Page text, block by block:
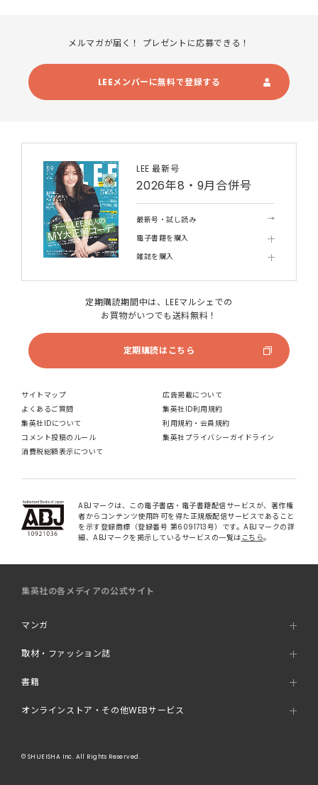
メルマガが届く！ プレゼントに応募できる！
LEEメンバーに無料で登録する
LEE 最新号
2026年8・9月合併号
最新号・試し読み
電子書籍を購入
雑誌を購入
定期購読期間中は、LEEマルシェでの
お買物がいつでも送料無料！
定期購読はこちら
サイトマップ
広告掲載について
よくあるご質問
集英社ID利用規約
集英社IDについて
利用規約・会員規約
コメント投稿のルール
集英社プライバシーガイドライン
消費税総額表示について
ABJマークは、この電子書店・電子書籍配信サービスが、著作権
者からコンテンツ使用許可を得た正規版配信サービスであること
を示す登録商標（登録番号 第6091713号）です。ABJマークの詳
細、ABJマークを掲示しているサービスの一覧は こちら。
集英社の各メディアの公式サイト
マンガ
取材・ファッション誌
書籍
オンラインストア・その他WEBサービス
© SHUEISHA Inc. All Rights Reserved.